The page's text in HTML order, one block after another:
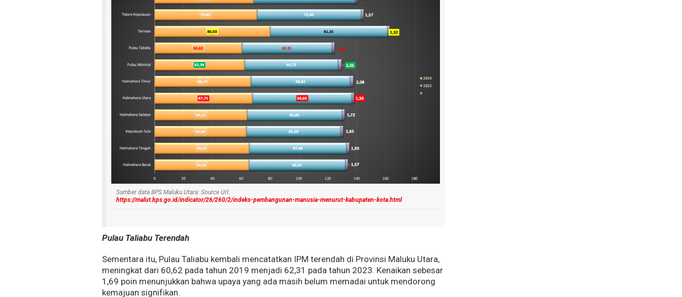
Sumber data BPS Maluku Utara: Source Url:
https://malut.bps.go.id/indicator/26/260/2/indeks-pembangunan-manusia-menurut-kabupaten-kota.html
Pulau Taliabu Terendah
Sementara itu, Pulau Taliabu kembali mencatatkan IPM terendah di Provinsi Maluku Utara,
meningkat dari 60,62 pada tahun 2019 menjadi 62,31 pada tahun 2023. Kenaikan sebesar
1,69 poin menunjukkan bahwa upaya yang ada masih belum memadai untuk mendorong
kemajuan signifikan.